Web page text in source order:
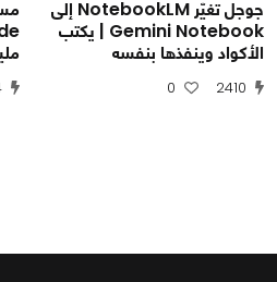
جوجل تغيّر NotebookLM إلى
Gemini Notebook | يكتب
الأكواد وينفذها بنفسه
2410
0